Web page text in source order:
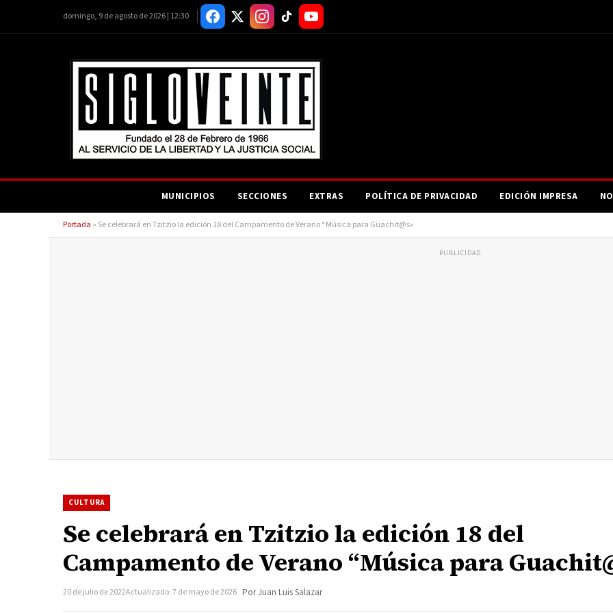
domingo, 9 de agosto de 2026 | 12:30
MUNICIPIOS SECCIONES EXTRAS POLÍTICA DE PRIVACIDAD EDICIÓN IMPRESA
Portada » Se celebrará en Tzitzio la edición 18 del Campamento de Verano “Música para Guachit@s»
PUBLICIDAD
CULTURA
Se celebrará en Tzitzio la edición 18 del
Campamento de Verano “Música para
20 de julio de 2022Actualizado: 7 de mayo de 2026 Por Juan Luis Salazar